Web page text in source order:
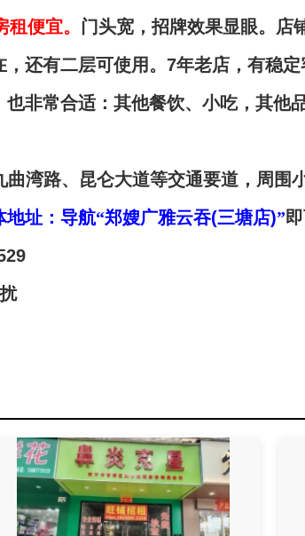
便宜。 门头宽，招牌效果显眼。店
还有二层可使用。 7年老店，有稳
非常合适：其他餐饮、小吃，其他
曲湾路、昆仑大道等交通要道，周围
地址：导航“郑嫂广雅云吞(三塘店)”